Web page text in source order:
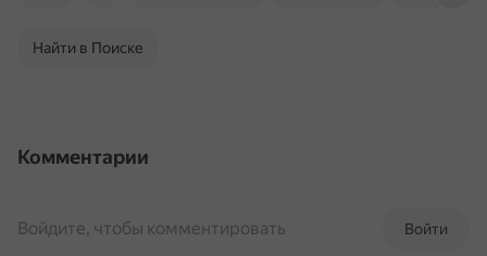
Найти в Поиске
Комментарии
Войти
Войдите, чтобы комментировать